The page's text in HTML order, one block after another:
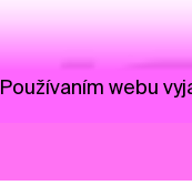
Používaním webu